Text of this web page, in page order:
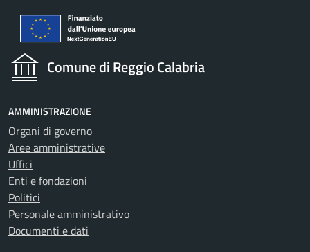
Comune di Reggio Calabria
AMMINISTRAZIONE
Organi di governo
Aree amministrative
Uffici
Enti e fondazioni
Politici
Personale amministrativo
Documenti e dati